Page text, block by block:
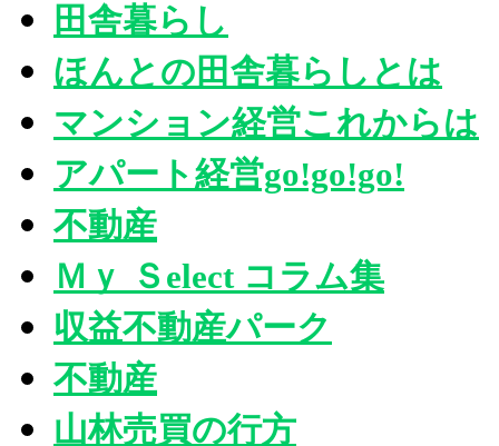
田舎暮らし
ほんとの田舎暮らしとは
マンション経営これからは
アパート経営go!go!go!
不動産
Ｍｙ Ｓelect コラム集
収益不動産パーク
不動産
山林売買の行方